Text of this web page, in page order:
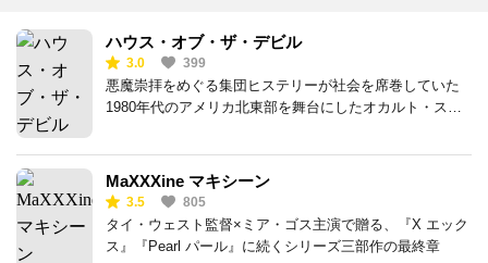
ハウス・オブ・ザ・デビル
3.0 399
悪魔崇拝をめぐる集団ヒステリーが社会を席巻していた
1980年代のアメリカ北東部を舞台にしたオカルト・ス
MaXXXine マキシーン
3.5 805
タイ・ウェスト監督×ミア・ゴス主演で贈る、『X エック
ス』『Pearl パール』に続くシリーズ三部作の最終章